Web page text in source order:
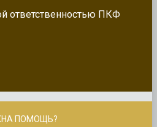
ответственностью ПКФ
ПОМОЩЬ?